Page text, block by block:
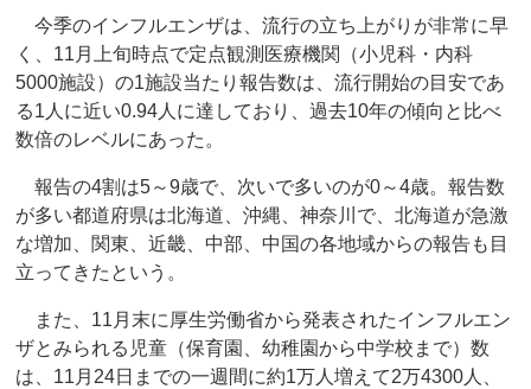
今季のインフルエンザは、流行の立ち上がりが非常に早
く、11月上旬時点で定点観測医療機関（小児科・内科
5000施設）の1施設当たり報告数は、流行開始の目安であ
る1人に近い0.94人に達しており、過去10年の傾向と比べ
数倍のレベルにあった。
報告の4割は5～9歳で、次いで多いのが0～4歳。報告数
が多い都道府県は北海道、沖縄、神奈川で、北海道が急激
な増加、関東、近畿、中部、中国の各地域からの報告も目
立ってきたという。
また、11月末に厚生労働省から発表されたインフルエン
ザとみられる児童（保育園、幼稚園から中学校まで）数
は、11月24日までの一週間に約1万人増えて2万4300人、